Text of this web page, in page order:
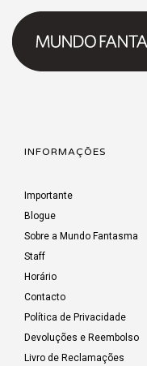
INFORMAÇÕES
Importante
Blogue
Sobre a Mundo Fantasma
Staff
Horário
Contacto
Política de Privacidade
Devoluções e Reembolso
Livro de Reclamações